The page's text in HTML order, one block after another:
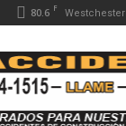
80.6 F Westchester